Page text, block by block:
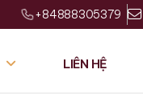
+84888305379
LIÊN HỆ